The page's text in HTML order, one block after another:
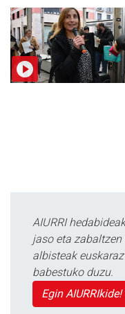
AIURRI
jaso eta
albisteak
babestuko duzu.
Egin AIURRIkide!